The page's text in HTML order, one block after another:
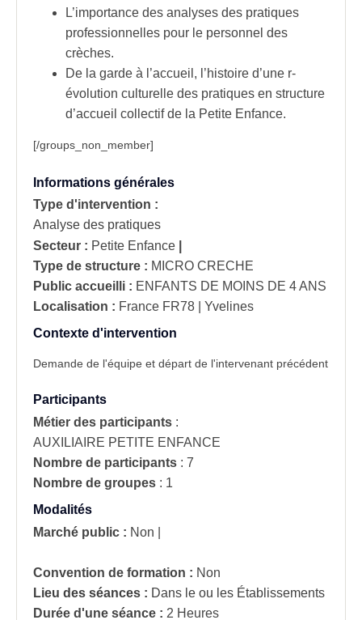
L’importance des analyses des pratiques
professionnelles pour le personnel des
crèches.
De la garde à l’accueil, l’histoire d’une r-
évolution culturelle des pratiques en structure
d’accueil collectif de la Petite Enfance.
[/groups_non_member]
Informations générales
Type d'intervention :
Analyse des pratiques
Secteur : Petite Enfance
Type de structure : MICRO CRECHE
Public accueilli : ENFANTS DE MOINS DE 4 ANS
Localisation : France FR78 | Yvelines
Contexte d'intervention
Demande de l'équipe et départ de l'intervenant précédent
Participants
Métier des participants :
AUXILIAIRE PETITE ENFANCE
Nombre de participants : 7
Nombre de groupes : 1
Modalités
Marché public : Non
Convention de formation : Non
Lieu des séances : Dans le ou les Établissements
Durée d'une séance : 2 Heures